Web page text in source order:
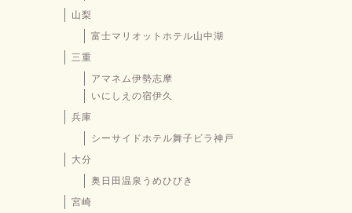
山梨
富士マリオットホテル山中湖
三重
アマネム伊勢志摩
いにしえの宿伊久
兵庫
シーサイドホテル舞子ビラ神戸
大分
奥日田温泉うめひびき
宮崎